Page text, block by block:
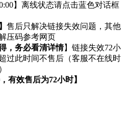
】离线状态请点击蓝色对话框
售后只解决链接失效问题，其他
压码参考网页
，务必看清详情】链接失效72小
过此时间不售后（客服不在线时
有效售后为72小时】